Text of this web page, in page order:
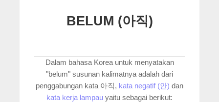
BELUM (아직)
Dalam bahasa Korea untuk menyatakan
"belum" susunan kalimatnya adalah dari
penggabungan kata 아직, kata negatif (안) dan
kata kerja lampau yaitu sebagai berikut: